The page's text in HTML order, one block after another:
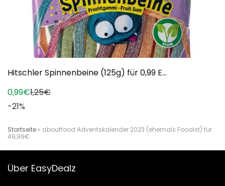
Hitschler Spinnenbeine (125g) für 0,99 E...
0,99€1,25€
-21%
Startseite » aboutfood Adventskalender 2023 (ehemals Foodist) für
49,99€
Über EasyDealz